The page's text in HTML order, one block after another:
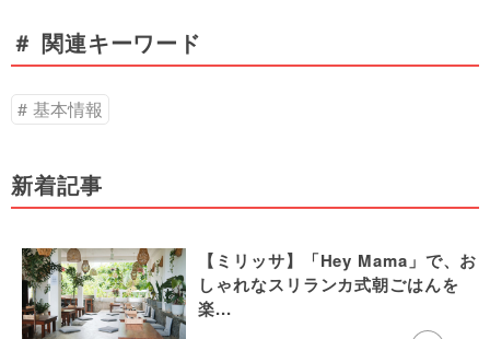
＃ 関連キーワード
基本情報
新着記事
【ミリッサ】「Hey Mama」で、お
しゃれなスリランカ式朝ごはんを
楽...